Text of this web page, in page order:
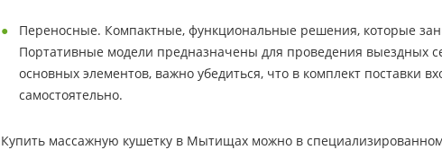
Переносные. Компактные, функциональные решения, которые
Портативные модели предназначены для проведения выездных
основных элементов, важно убедиться, что в комплект поставки
самостоятельно.
Купить массажную кушетку в Мытищах можно в